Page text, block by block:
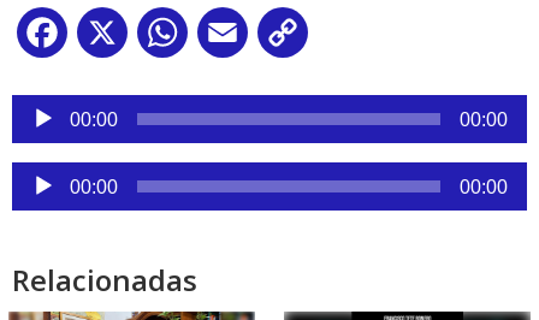
Facebook
X WhatsApp
Email
Reproductor
audio
00:00 00:00
Reproductor
de
00:00 00:00
Relacionadas